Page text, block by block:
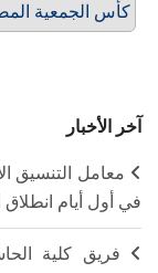
كأس الجمعية
آخر الأخبار
في أول أيام انطلاق
فريق كلية